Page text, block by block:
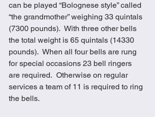
can be played “Bolognese style” called
“the grandmother” weighing 33 quintals
(7300 pounds).  With three other bells
the total weight is 65 quintals (14330
pounds).  When all four bells are rung
for special occasions 23 bell ringers
are required.  Otherwise on regular
services a team of 11 is required to ring
the bells.